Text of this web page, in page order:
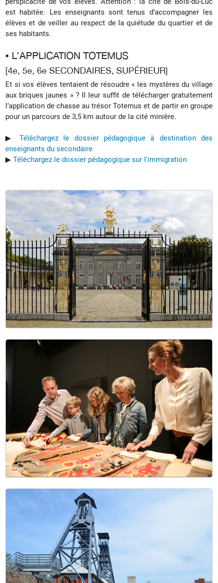
est habitée. Les enseignants sont tenus d’accompagner les
élèves et de veiller au respect de la quiétude du quartier et de
ses habitants.
▪︎ L’APPLICATION TOTEMUS
[4e, 5e, 6e SECONDAIRES, SUPÉRIEUR]
Et si vos élèves tentaient de résoudre « les mystères du village
aux briques jaunes » ? Il leur suffit de télécharger gratuitement
l’application de chasse au trésor Totemus et de partir en groupe
pour un parcours de 3,5 km autour de la cité minière.
▶︎ Téléchargez le dossier pédagogique à destination des
enseignants du secondaire
▶︎ Téléchargez le dossier pédagogique sur l'immigration